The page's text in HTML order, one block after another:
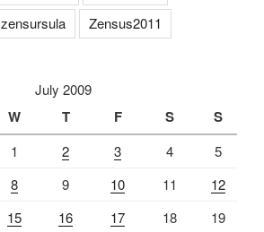
zensursula Zensus2011
July 2009
W T F S S
1 2 3 4
5
8 9 10 11
12
15 16 17 18
19